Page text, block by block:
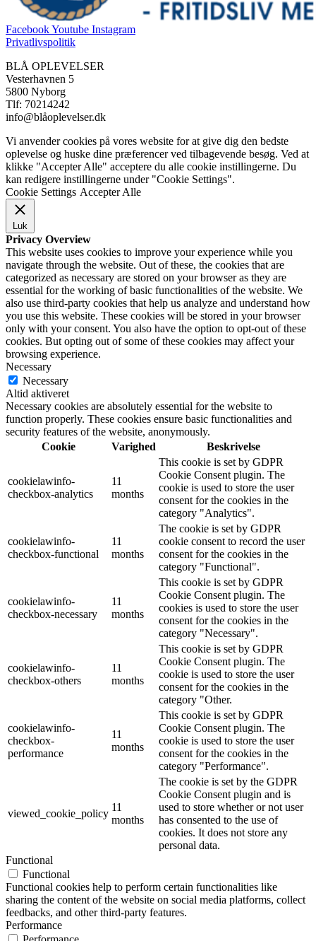
FacebookYoutube Instagram
Privatlivspolitik
BLÅ OPLEVELSER
Vesterhavnen 5
5800 Nyborg
Tlf: 70214242
info@blåoplevelser.dk
Vi anvender cookies på vores website for at give dig den bedste
oplevelse og huske dine præferencer ved tilbagevende besøg. Ved at
klikke "Accepter Alle" acceptere du alle cookie instillingerne. Du
kan redigere instillingerne under "Cookie Settings".
Cookie Settings Accepter Alle
Luk
Privacy Overview
This website uses cookies to improve your experience while you
navigate through the website. Out of these, the cookies that are
categorized as necessary are stored on your browser as they are
essential for the working of basic functionalities of the website. We
also use third-party cookies that help us analyze and understand how
you use this website. These cookies will be stored in your browser
only with your consent. You also have the option to opt-out of these
cookies. But opting out of some of these cookies may affect your
browsing experience.
Necessary
Necessary
Altid aktiveret
Necessary cookies are absolutely essential for the website to
function properly. These cookies ensure basic functionalities and
security features of the website, anonymously.
Cookie
Varighed Beskrivelse
cookielawinfo-
checkbox-analytics
11
months
This cookie is set by GDPR
Cookie Consent plugin. The
cookie is used to store the user
consent for the cookies in the
category "Analytics".
cookielawinfo-
checkbox-functional
11
months
The cookie is set by GDPR
cookie consent to record the user
consent for the cookies in the
category "Functional".
cookielawinfo-
checkbox-necessary
11
months
This cookie is set by GDPR
Cookie Consent plugin. The
cookies is used to store the user
consent for the cookies in the
category "Necessary".
cookielawinfo-
checkbox-others
11
months
This cookie is set by GDPR
Cookie Consent plugin. The
cookie is used to store the user
consent for the cookies in the
category "Other.
cookielawinfo-
checkbox-
performance
11
months
This cookie is set by GDPR
Cookie Consent plugin. The
cookie is used to store the user
consent for the cookies in the
category "Performance".
viewed_cookie_policy
11
months
The cookie is set by the GDPR
Cookie Consent plugin and is
used to store whether or not user
has consented to the use of
cookies. It does not store any
personal data.
Functional
Functional
Functional cookies help to perform certain functionalities like
sharing the content of the website on social media platforms, collect
feedbacks, and other third-party features.
Performance